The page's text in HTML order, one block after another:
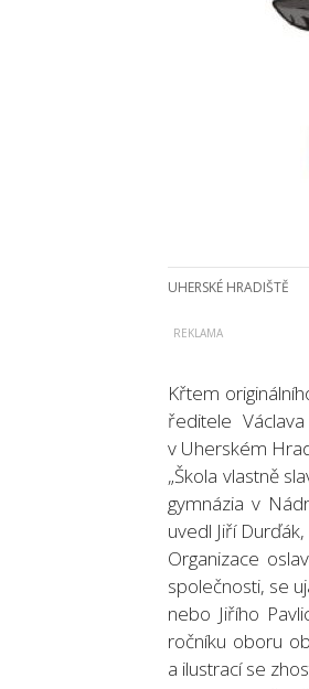
UHERSKÉ HRADIŠTĚ
Křtem
ředitele
v Uherském
„Škola vlastně
gymnázia v
uvedl Jiří
Organizace
společnosti, se
nebo Jiřího
ročníku oboru
a ilustrací se